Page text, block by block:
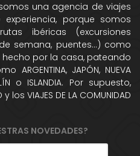
una agencia de viajes
porque somos
ibéricas (excursiones
semana, puentes...) como
hecho por la casa, pateando
JAPÓN, NUEVA
o ISLANDIA. Por supuesto,
VIAJES DE LA COMUNIDAD
NOVEDADES?